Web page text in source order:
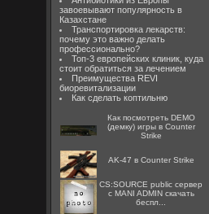
завоевывают популярность в
Казахстане
Транспортировка лекарств:
почему это важно делать
профессионально?
Топ-3 европейских клиник, куда
стоит обратиться за лечением
Преимущества REVI
биоревитализации
Как сделать коптильню
Как посмотреть DEMO
(демку) игры в Counter
Strike
AK-47 в Counter Strike
CS:SOURCE public сервер
с MANI ADMIN скачать
беспл...